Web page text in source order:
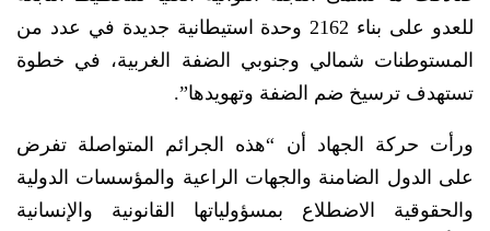
للعدو على بناء 2162 وحدة استيطانية جديدة في عدد من
المستوطنات شمالي وجنوبي الضفة الغربية، في خطوة
تستهدف ترسيخ ضم الضفة وتهويدها”.
ورأت حركة الجهاد أن “هذه الجرائم المتواصلة تفرض
على الدول الضامنة والجهات الراعية والمؤسسات الدولية
والحقوقية الاضطلاع بمسؤولياتها القانونية والإنسانية